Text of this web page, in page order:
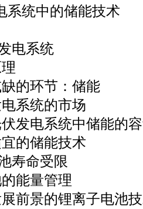
统中的储能技术
电系统
的环节：储能
系统的市场
电系统中储能的容
的储能技术
命受限
能量管理
景的锂离子电池